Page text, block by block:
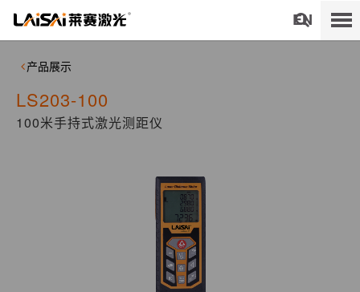
EN
产品展示
LS203-100
100米手持式激光测距仪